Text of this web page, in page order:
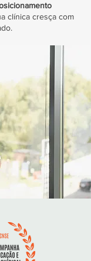
clínica cresça com